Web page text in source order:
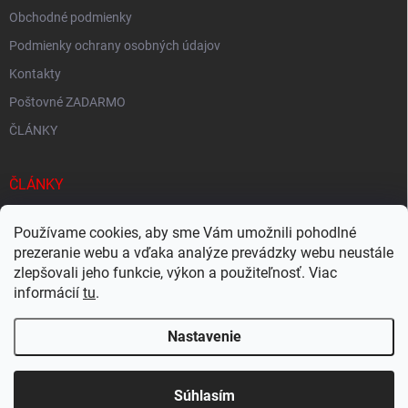
Používame cookies, aby sme Vám umožnili pohodlné
prezeranie webu a vďaka analýze prevádzky webu neustále
zlepšovali jeho funkcie, výkon a použiteľnosť. Viac
informácií tu.
Nastavenie
Súhlasím
Obchodné podmienky
Podmienky ochrany osobných údajov
Kontakty
Poštovné ZADARMO
ČLÁNKY
ČLÁNKY
Rýchle doručenie
Ekologické balenie
Copyright 2026Megacukrovinky.sk. Všetky práva vyhradené.Upraviť
nastavenie cookies